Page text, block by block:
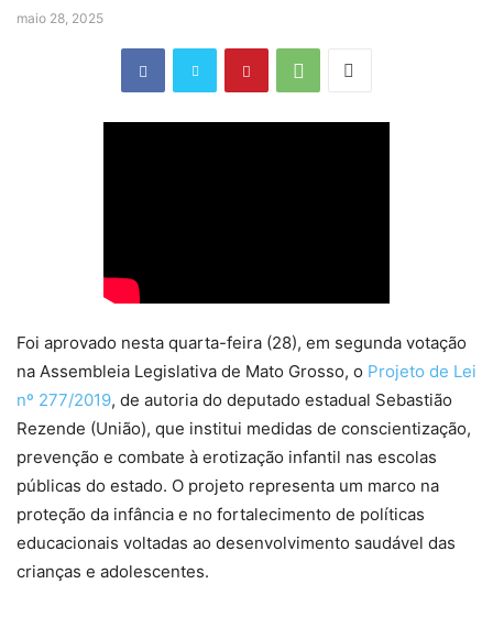
maio 28, 2025
Foi aprovado nesta quarta-feira (28), em segunda votação
na Assembleia Legislativa de Mato Grosso, o Projeto de Lei
nº 277/2019, de autoria do deputado estadual Sebastião
Rezende (União), que institui medidas de conscientização,
prevenção e combate à erotização infantil nas escolas
públicas do estado. O projeto representa um marco na
proteção da infância e no fortalecimento de políticas
educacionais voltadas ao desenvolvimento saudável das
crianças e adolescentes.